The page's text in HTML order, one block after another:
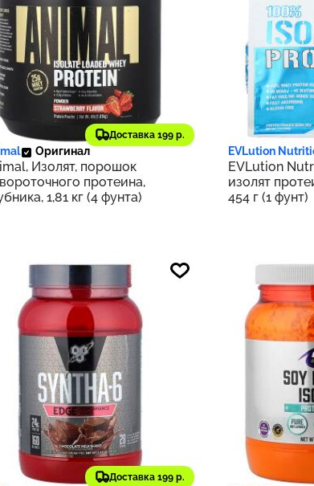
Доставка 199 р.
₽ 792
Оригинал
Изолят, порошок
протеина,
1,81 кг (4 фунта)
3 253 ₽
EVLution
EVLution
изолят
454 г (1 фунт)
Доставка 199 р.
604 ₽ 560 2 520 ₽